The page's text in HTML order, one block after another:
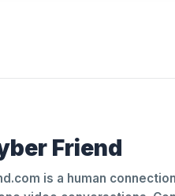
Friend
is a human